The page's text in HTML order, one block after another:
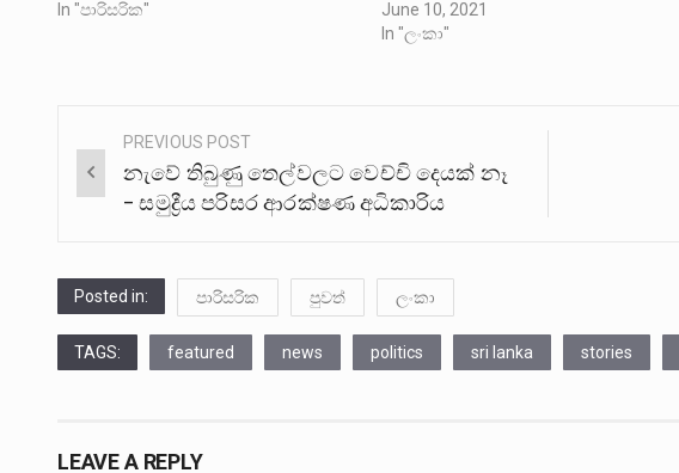
In "පාරිසරික"
June 10, 2021
In "ලංකා"
Post
navigation
PREVIOUS POST
නැවේ තිබුණු තෙල්වලට වෙච්චි දෙයක් නෑ
– සමුද්‍රීය පරිසර ආරක්ෂණ අධිකාරිය
Posted in: පාරිසරික පුවත් ලංකා
TAGS: featured news politics sri lanka stories
LEAVE A REPLY